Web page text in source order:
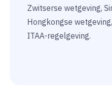
Zwitserse wetgeving,
Hongkongse
ITAA-regelgeving.